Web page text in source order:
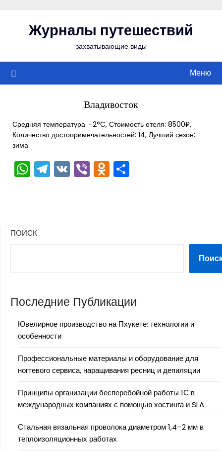
содержимомуЖурналы путешествий
захватывающие виды
Меню
Владивосток
Средняя температура: -2°C, Стоимость отеля: 8500₽,
Количество достопримечательностей: 14, Лучший сезон:
зима
WhatsApp
Telegram
VKViberOdnoklassniki
ПОИСК
Последние Публикации
Ювелирное производство на Пхукете: технологии и
особенности
Профессиональные материалы и оборудование для
ногтевого сервиса, наращивания ресниц и депиляции
Принципы организации бесперебойной работы 1С в
международных компаниях с помощью хостинга и SLA
Стальная вязальная проволока диаметром 1,4–2 мм в
теплоизоляционных работах